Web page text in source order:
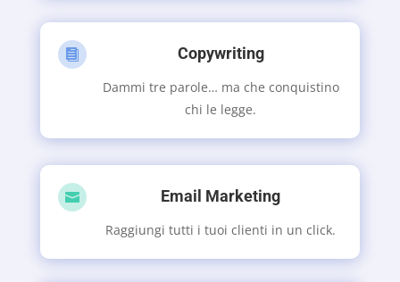
 Copywriting
Dammi tre parole… ma che conquistino
chi le legge.
 Email Marketing
Raggiungi tutti i tuoi clienti in un click.